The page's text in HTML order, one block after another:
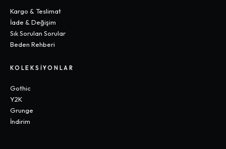
Kargo & Teslimat
İade & Değişim
Sık Sorulan Sorular
Beden Rehberi
KOLEKSIYONLAR
Gothic
Y2K
Grunge
İndirim